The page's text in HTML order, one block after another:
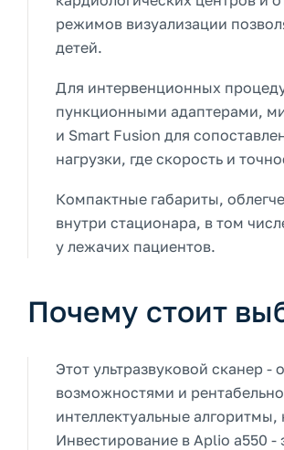
режимов визуализации
детей.
Для интервенционных
пункционными адаптерами,
и Smart Fusion для
нагрузки, где скорость и
Компактные габариты,
внутри стационара, в том
у лежачих пациентов.
Почему стоит
Этот ультразвуковой сканер
возможностями и
интеллектуальные
Инвестирование в Aplio a550